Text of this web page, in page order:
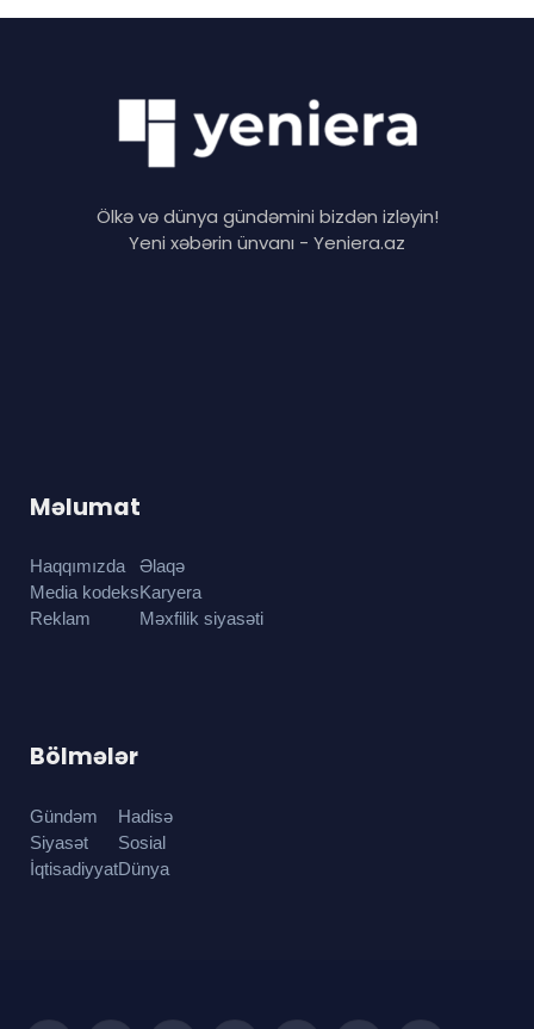
Ölkə və dünya gündəmini bizdən izləyin!
Yeni xəbərin ünvanı - Yeniera.az
Məlumat
Haqqımızda
Media kodeks
Reklam
Əlaqə
Karyera
Məxfilik siyasəti
Bölmələr
Gündəm
Siyasət
İqtisadiyyat
Hadisə
Sosial
Dünya